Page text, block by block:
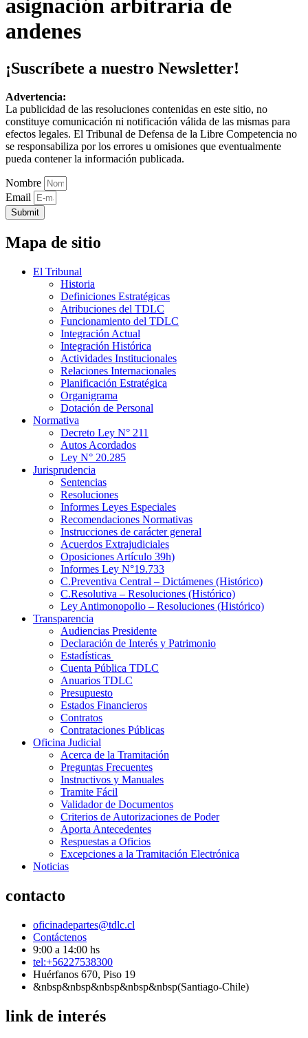
asignación arbitraria de
andenes
¡Suscríbete a nuestro Newsletter!
Advertencia:
La publicidad de las resoluciones contenidas en este sitio, no
constituye comunicación ni notificación válida de las mismas para
efectos legales. El Tribunal de Defensa de la Libre Competencia no
se responsabiliza por los errores u omisiones que eventualmente
pueda contener la información publicada.
Nombre
Email
Submit
Mapa de sitio
El Tribunal
Historia
Definiciones Estratégicas
Atribuciones del TDLC
Funcionamiento del TDLC
Integración Actual
Integración Histórica
Actividades Institucionales
Relaciones Internacionales
Planificación Estratégica
Organigrama
Dotación de Personal
Normativa
Decreto Ley N° 211
Autos Acordados
Ley N° 20.285
Jurisprudencia
Sentencias
Resoluciones
Informes Leyes Especiales
Recomendaciones Normativas
Instrucciones de carácter general
Acuerdos Extrajudiciales
Oposiciones Artículo 39h)
Informes Ley N°19.733
C.Preventiva Central – Dictámenes (Histórico)
C.Resolutiva – Resoluciones (Histórico)
Ley Antimonopolio – Resoluciones (Histórico)
Transparencia
Audiencias Presidente
Declaración de Interés y Patrimonio
Estadísticas
Cuenta Pública TDLC
Anuarios TDLC
Presupuesto
Estados Financieros
Contratos
Contrataciones Públicas
Oficina Judicial
Acerca de la Tramitación
Preguntas Frecuentes
Instructivos y Manuales
Tramite Fácil
Validador de Documentos
Criterios de Autorizaciones de Poder
Aporta Antecedentes
Respuestas a Oficios
Excepciones a la Tramitación Electrónica
Noticias
contacto
oficinadepartes@tdlc.cl
Contáctenos
9:00 a 14:00 hs
tel:+56227538300
Huérfanos 670, Piso 19
&nbsp&nbsp&nbsp&nbsp&nbsp(Santiago-Chile)
link de interés